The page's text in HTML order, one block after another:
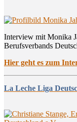
Interview mit Monika
Berufsverbands
Hier geht es zum
La Leche Liga